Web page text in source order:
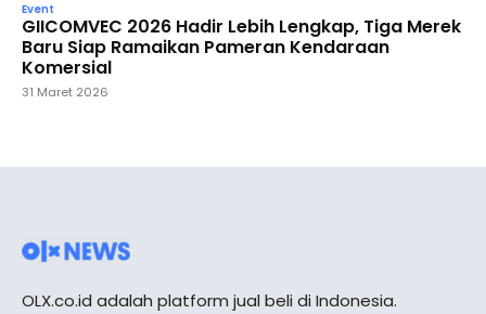
Event
GIICOMVEC 2026 Hadir Lebih Lengkap, Tiga Merek
Baru Siap Ramaikan Pameran Kendaraan
Komersial
31 Maret 2026
OLX.co.id adalah platform jual beli di Indonesia.